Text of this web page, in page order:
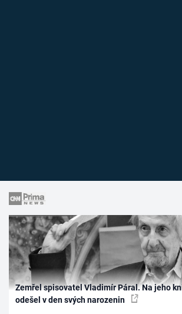
Zemřel spisovatel Vladimír Páral. Na jeho
odešel v den svých narozenin